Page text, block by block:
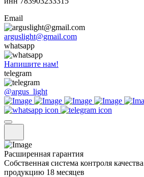
Email
arguslight@gmail.com
whatsapp
Напишите нам!
telegram
@argus_light
Расширенная гарантия
Собственная система контроля
продукцию 18 месяцев